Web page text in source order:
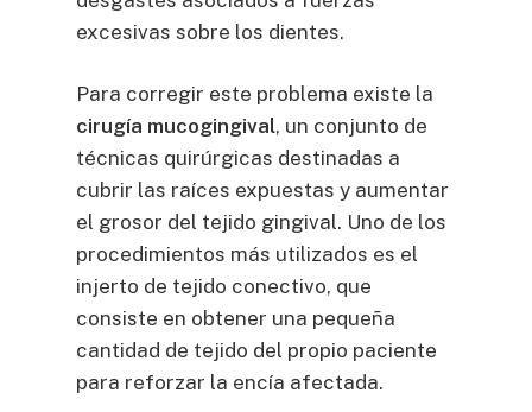
excesivas sobre los dientes.
Para corregir este problema existe la
cirugía mucogingival, un conjunto de
técnicas quirúrgicas destinadas a
cubrir las raíces expuestas y aumentar
el grosor del tejido gingival. Uno de los
procedimientos más utilizados es el
injerto de tejido conectivo, que
consiste en obtener una pequeña
cantidad de tejido del propio paciente
para reforzar la encía afectada.